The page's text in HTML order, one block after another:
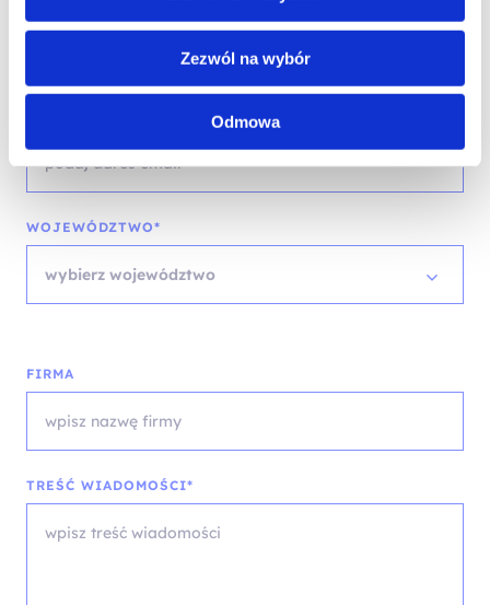
Zezwól na wybór
Odmowa
TELEFON KONTAKTOWY*
WOJEWÓDZTWO*
wybierz województwo
FIRMA
TREŚĆ WIADOMOŚCI*